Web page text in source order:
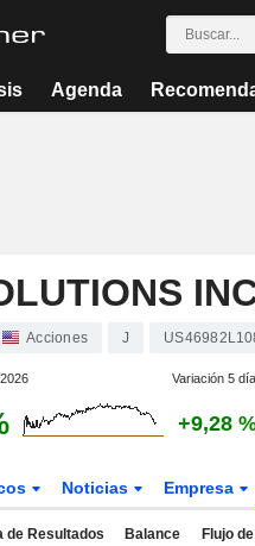
Agenda
Acciones J
Variación 5
+9,28
Noticias Empresa
de Resultados Balance Flujo